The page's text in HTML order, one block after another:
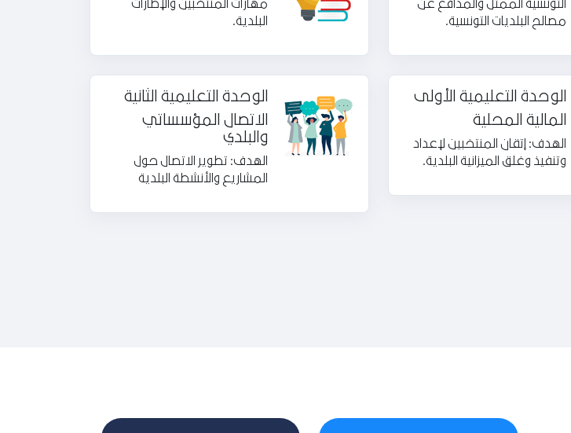
التونسية الممثل والمدافع عن
مصالح البلديات التونسية.
مهارات المنتخبين والإطارات
البلدية.
الوحدة التعليمية الأولى
المالية المحلية
الهدف: إتقان المنتخبين لإعداد
وتنفيذ وغلق الميزانية البلدية.
الوحدة التعليمية الثانية
الاتصال المؤسساتي
والبلدي
الهدف: تطوير الاتصال حول
المشاريع والأنشطة البلدية